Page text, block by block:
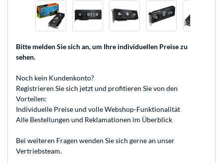
Bitte melden Sie sich an, um Ihre individuellen Preise zu
sehen.
Noch kein Kundenkonto?
Registrieren Sie sich jetzt und profitieren Sie von den
Vorteilen:
Individuelle Preise und volle Webshop-Funktionalität
Alle Bestellungen und Reklamationen im Überblick
Bei weiteren Fragen wenden Sie sich gerne an unser
Vertriebsteam.